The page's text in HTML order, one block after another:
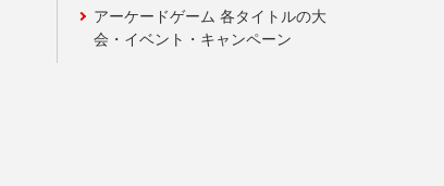
アーケードゲーム 各タイトルの大
会・イベント・キャンペーン